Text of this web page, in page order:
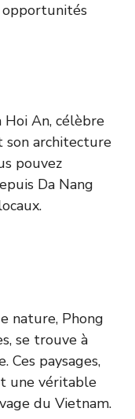
Hoi An, célèbre
son architecture
pouvez
Da Nang
nature, Phong
se trouve à
Ces paysages,
une véritable
du Vietnam.